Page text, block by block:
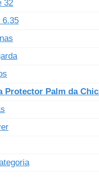
32
6.35
Protector Palm da